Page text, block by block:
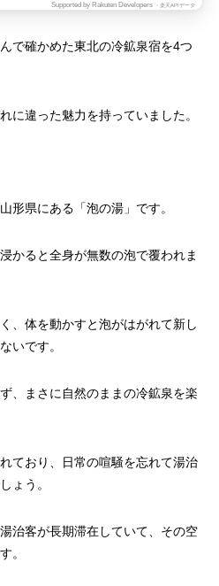
Supported by Rakuten Developers ・楽天APIデータ
で確かめた東北の冷鉱泉宿を4つ
に違った魅力を持っていました。
形県にある「泡の湯」です。
かると全身が無数の泡で覆われま
、体を動かすと泡がはがれて新し
いです。
、まさに自然のままの冷鉱泉を楽
ており、日常の喧騒を忘れて湯治
ょう。
治客が長期滞在していて、その空
。